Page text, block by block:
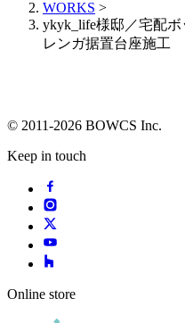
WORKS >
ykyk_life様邸／宅配ボ
レンガ据置台座施工
© 2011-2026 BOWCS Inc.
Keep in touch
Online store